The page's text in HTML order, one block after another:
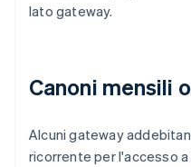
lato gateway.
Canoni mensili
Alcuni gateway
ricorrente per l'accesso